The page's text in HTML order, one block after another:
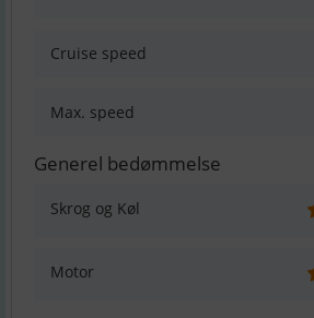
Cruise speed
Max. speed
Generel bedømmelse
Skrog og Køl
Motor